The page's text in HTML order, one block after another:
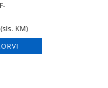
(sis. KM)